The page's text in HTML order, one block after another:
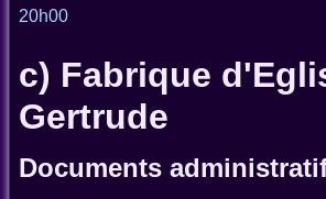
20h00
c) Fabrique
Gertrude
Documents